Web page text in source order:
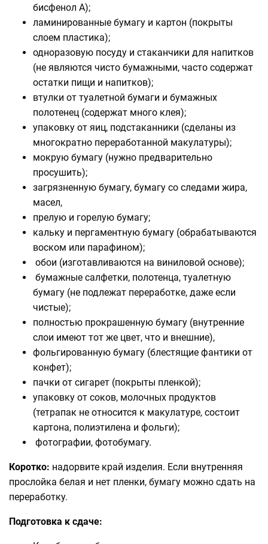
бисфенол А);
ламинированные бумагу и картон (покрыты
слоем пластика);
одноразовую посуду и стаканчики для напитков
(не являются чисто бумажными, часто содержат
остатки пищи и напитков);
втулки от туалетной бумаги и бумажных
полотенец (содержат много клея);
упаковку от яиц, подстаканники (сделаны из
многократно переработанной макулатуры);
мокрую бумагу (нужно предварительно
просушить);
загрязненную бумагу, бумагу со следами жира,
масел,
прелую и горелую бумагу;
кальку и пергаментную бумагу (обрабатываются
воском или парафином);
обои (изготавливаются на виниловой основе);
бумажные салфетки, полотенца, туалетную
бумагу (не подлежат переработке, даже если
чистые);
полностью прокрашенную бумагу (внутренние
слои имеют тот же цвет, что и внешние),
фольгированную бумагу (блестящие фантики от
конфет);
пачки от сигарет (покрыты пленкой);
упаковку от соков, молочных продуктов
(тетрапак не относится к макулатуре, состоит
картона, полиэтилена и фольги);
фотографии, фотобумагу.
Коротко: надорвите край изделия. Если внутренняя
прослойка белая и нет пленки, бумагу можно сдать на
переработку.
Подготовка к сдаче: